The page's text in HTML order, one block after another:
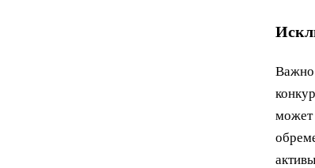
Важно
может